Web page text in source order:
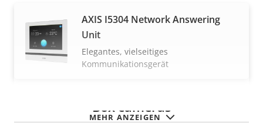
MEHR ANZEIGEN
AXIS I5304 Network Answering
Unit
Elegantes, vielseitiges
Kommunikationsgerät
Box cameras